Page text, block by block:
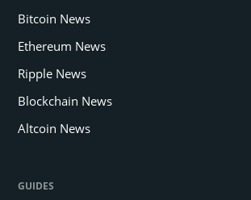
Bitcoin News
Ethereum News
Ripple News
Blockchain News
Altcoin News
GUIDES